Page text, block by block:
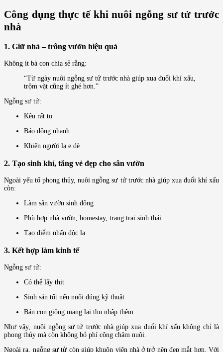
Công dụng thực tế khi nuôi ngỗng sư tử trước
nhà
1. Giữ nhà – trông vườn hiệu quả
Không ít bà con chia sẻ rằng:
“Từ ngày nuôi ngỗng sư tử trước nhà giúp xua đuổi khí xấu,
trộm vặt cũng ít ghé hơn.”
Ngỗng sư tử:
Kêu rất to
Báo động nhanh
Khiến người lạ e dè
2. Tạo sinh khí, tăng vẻ đẹp cho sân vườn
Ngoài yếu tố phong thủy, nuôi ngỗng sư tử trước nhà giúp xua đuổi khí xấu
còn:
Làm sân vườn sinh động
Phù hợp nhà vườn, homestay, trang trại sinh thái
Tạo điểm nhấn độc lạ
3. Kết hợp làm kinh tế
Ngỗng sư tử:
Có thể lấy thịt
Sinh sản tốt nếu nuôi đúng kỹ thuật
Bán con giống mang lại thu nhập thêm
Như vậy, nuôi ngỗng sư tử trước nhà giúp xua đuổi khí xấu không chỉ là
phong thủy mà còn không bỏ phí công chăm nuôi.
Ngoài ra, ngỗng sư tử còn giúp khuôn viên nhà ở trở nên đẹp mắt hơn. Với